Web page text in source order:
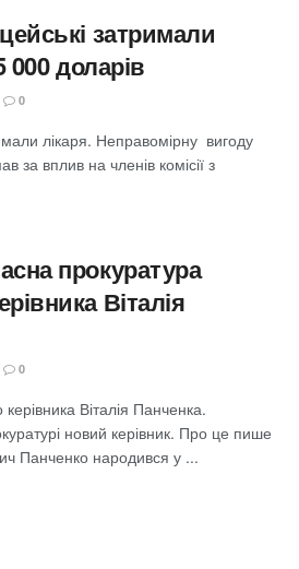
затримали
000 доларів
0
лікаря. Неправомірну вигоду
за вплив на членів комісії з
прокуратура
Віталія
0
Віталія Панченка.
новий керівник. Про це пише
Панченко народився у ...